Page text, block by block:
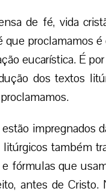
de fé, vida
proclamamos
eucarística. É
dos textos
impregnados
também
fórmulas que
antes de Cristo.